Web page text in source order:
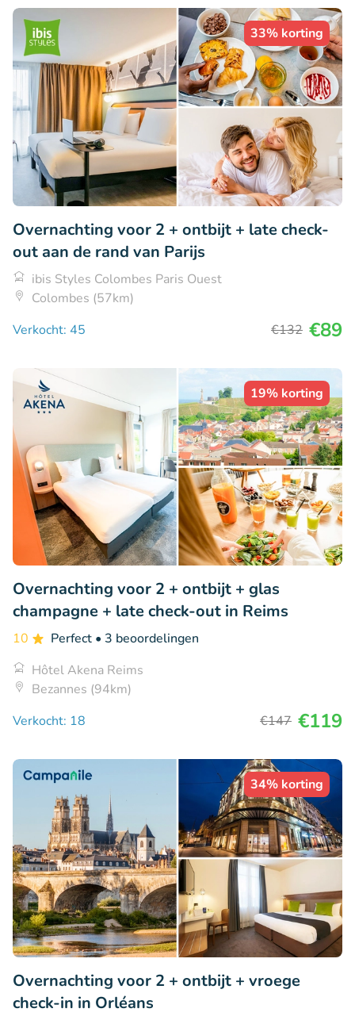
33% korting
Overnachting voor 2 + ontbijt + late check-
out aan de rand van Parijs
ibis Styles Colombes Paris Ouest
Colombes (57km)
Verkocht: 45
€132 €89
19% korting
Overnachting voor 2 + ontbijt + glas
champagne + late check-out in Reims
10 Perfect • 3 beoordelingen
Hôtel Akena Reims
Bezannes (94km)
Verkocht: 18
€147 €119
34% korting
Overnachting voor 2 + ontbijt + vroege
check-in in Orléans